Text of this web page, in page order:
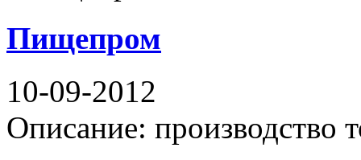
Пищепром
10-09-2012
Описание: производство